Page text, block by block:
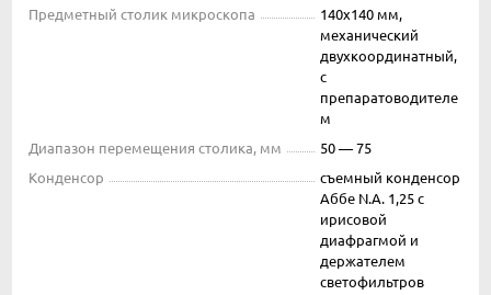
Предметный столик микроскопа
140х140 мм,
механический
двухкоординатный,
с
препаратоводителе
м
Диапазон перемещения столика, мм
50 — 75
Конденсор
съемный конденсор
Аббе N.A. 1,25 с
ирисовой
диафрагмой и
держателем
светофильтров